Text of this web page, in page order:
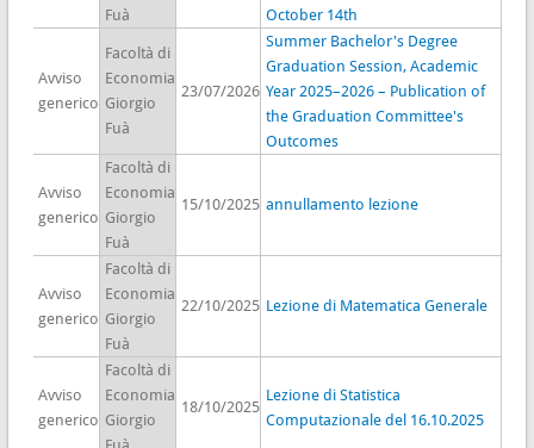
Fuà
October 14th
Avviso
generico
Facoltà di
Economia
Giorgio
Fuà
23/07/2026
Summer Bachelor's Degree
Graduation Session, Academic
Year 2025–2026 – Publication of
the Graduation Committee's
Outcomes
Avviso
generico
Facoltà di
Economia
Giorgio
Fuà
15/10/2025 annullamento lezione
Avviso
generico
Facoltà di
Economia
Giorgio
Fuà
22/10/2025 Lezione di Matematica Generale
Avviso
generico
Facoltà di
Economia
Giorgio
18/10/2025
Lezione di Statistica
Computazionale del 16.10.2025